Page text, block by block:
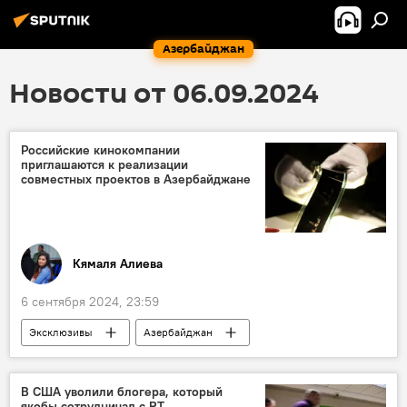
Азербайджан
Новости от 06.09.2024
Российские кинокомпании
приглашаются к реализации
совместных проектов в Азербайджане
Кямаля Алиева
6 сентября 2024, 23:59
Эксклюзивы
Азербайджан
Общество
Искусство
Кино
кинематография
Агентство кино
В США уволили блогера, который